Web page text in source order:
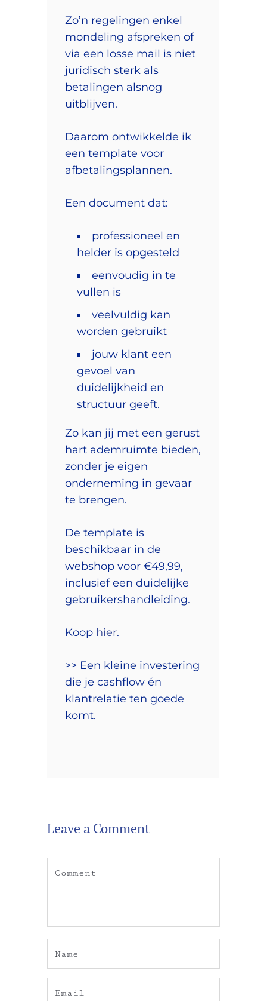
Zo’n regelingen enkel
mondeling afspreken of
via een losse mail is niet
juridisch sterk als
betalingen alsnog
uitblijven.
Daarom ontwikkelde ik
een template voor
afbetalingsplannen.
Een document dat:
professioneel en
helder is opgesteld
eenvoudig in te
vullen is
veelvuldig kan
worden gebruikt
jouw klant een
gevoel van
duidelijkheid en
structuur geeft.
Zo kan jij met een gerust
hart ademruimte bieden,
zonder je eigen
onderneming in gevaar
te brengen.
De template is
beschikbaar in de
webshop voor €49,99,
inclusief een duidelijke
gebruikershandleiding.
Koop hier.
>> Een kleine investering
die je cashflow én
klantrelatie ten goede
komt.
Leave a Comment